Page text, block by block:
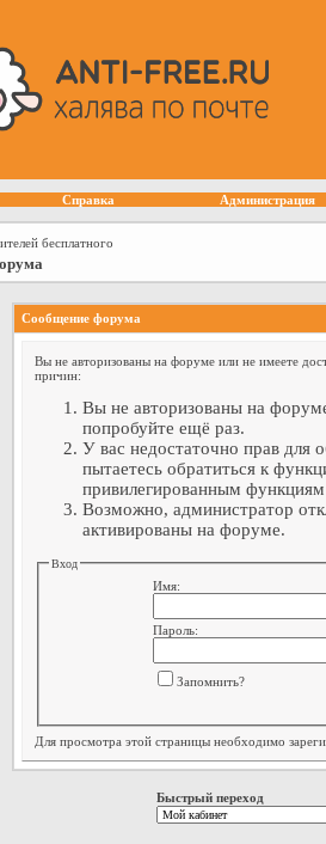
Справка Администрация
бесплатного
Сообщение форума
Вы не авторизованы на форуме или не имеете
причин:
Вы не авторизованы на
попробуйте ещё раз.
У вас недостаточно прав для
пытаетесь обратиться к
привилегированным
Возможно, администратор
активированы на форуме.
Вход
Имя:
Пароль:
Запомнить?
Для просмотра этой страницы необходимо
Быстрый переход